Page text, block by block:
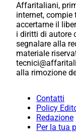
Affaritaliani,
internet, compie
accertarne il
i diritti di autore
segnalare alla
materiale
alla rimozione
Contatti
Policy
Redazione
Per la tua